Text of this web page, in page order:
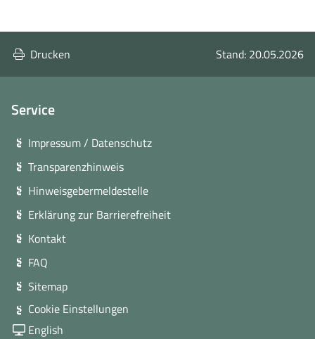
Fenster)
Drucken
Stand: 20.05.2026
Service
Impressum / Datenschutz
Transparenzhinweis
Hinweisgebermeldestelle
Erklärung zur Barrierefreiheit
Kontakt
FAQ
Sitemap
Cookie Einstellungen
English